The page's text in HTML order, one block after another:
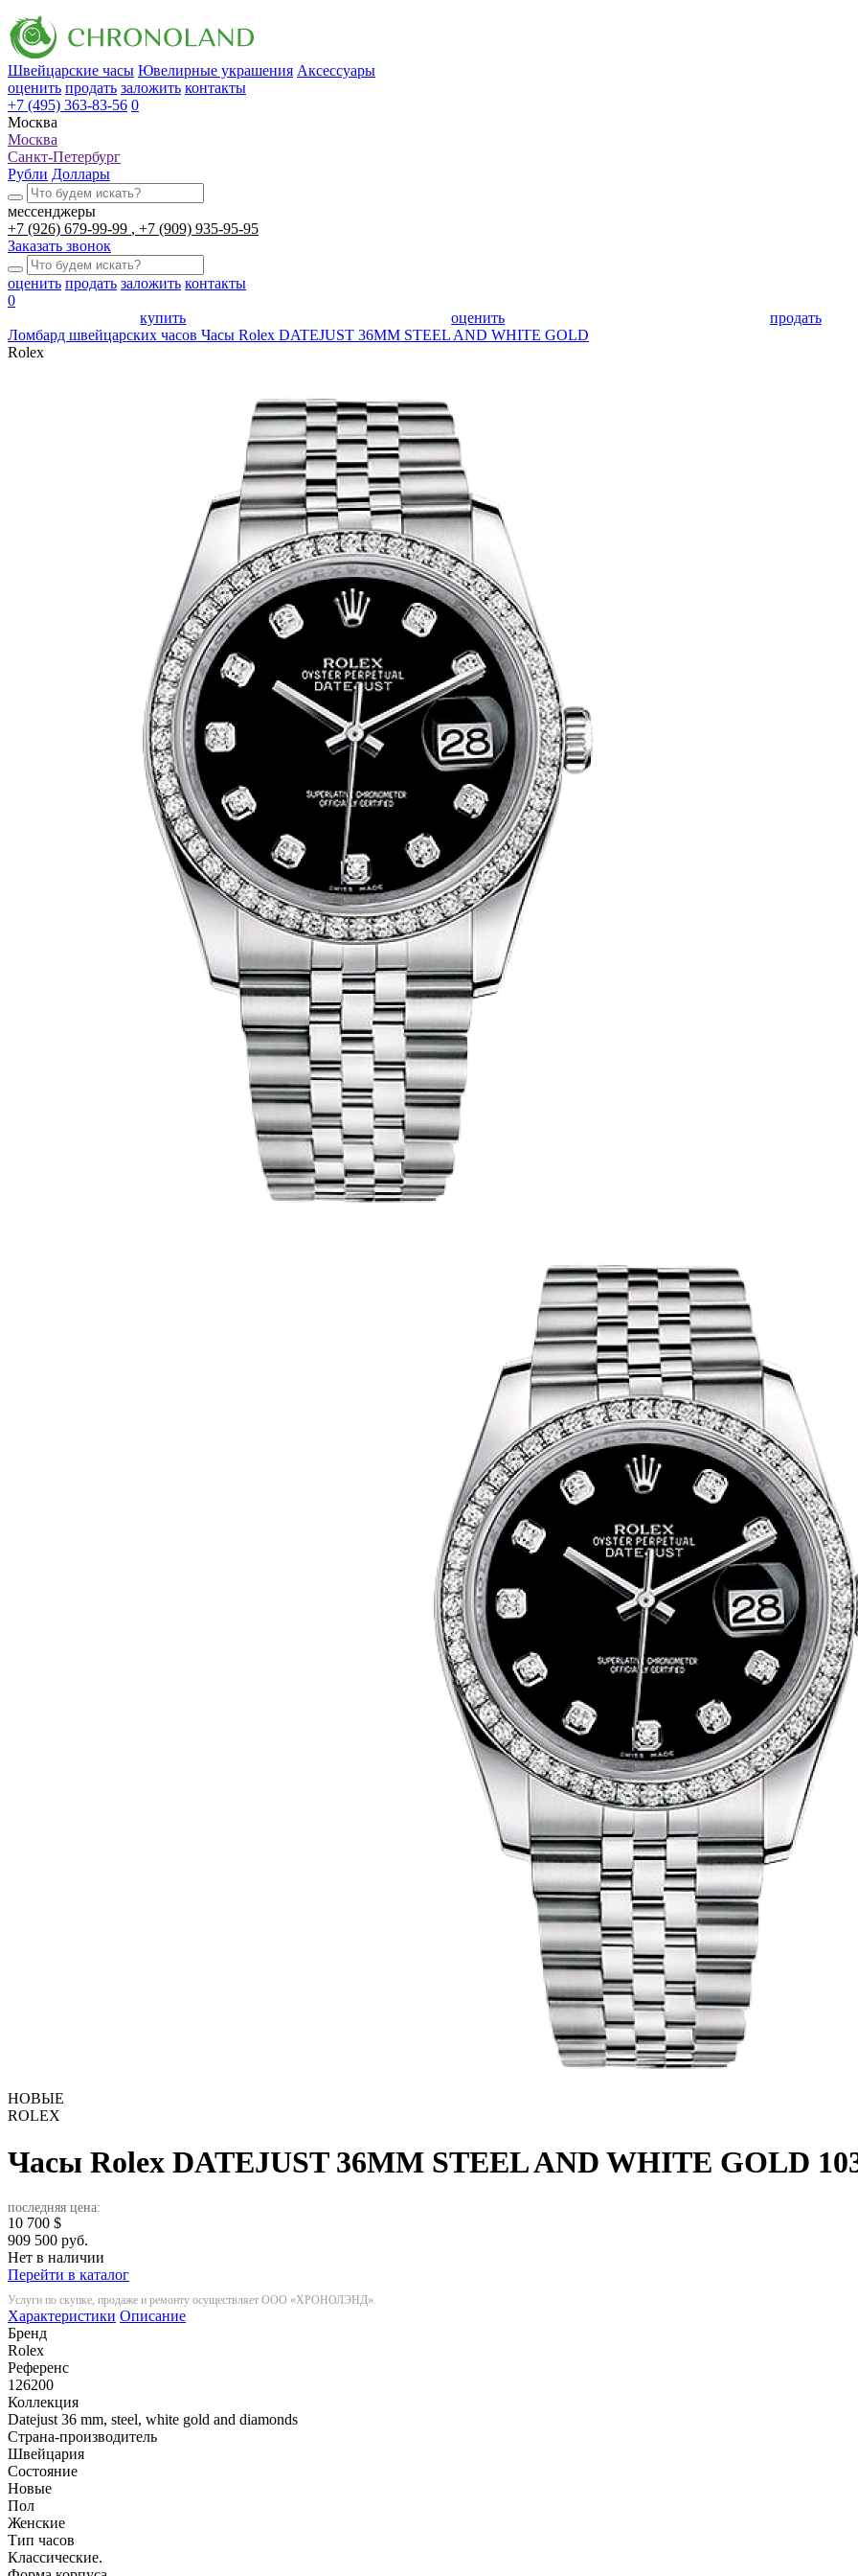
Швейцарские часы Ювелирные украшения Аксессуары
оценить продать заложить контакты
+7 (495) 363-83-56 0
Москва
Москва
Санкт-Петербург
Рубли Доллары
мессенджеры
+7 (926) 679-99-99
+7 (909) 935-95-95
Заказать звонок
оценить продать заложить контакты
0
купить
оценить
продать
Ломбард швейцарских часов Часы Rolex DATEJUST 36MM STEEL AND WHITE GOLD
Rolex
НОВЫЕ
ROLEX
Часы Rolex DATEJUST 36MM STEEL AND WHITE GOLD
последняя цена:
10 700 $
909 500 руб.
Нет в наличии
Перейти в каталог
Услуги по скупке, продаже и ремонту осуществляет ООО «ХРОНОЛЭНД»
Характеристики Описание
Бренд
Rolex
Референс
126200
Коллекция
Datejust 36 mm, steel, white gold and diamonds
Страна-производитель
Швейцария
Состояние
Новые
Пол
Женские
Тип часов
Классические.